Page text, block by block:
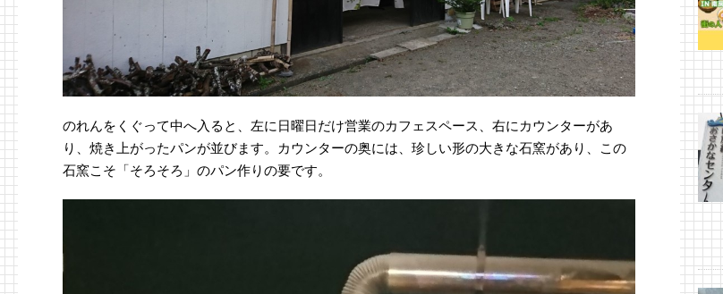
のれんをくぐって中へ入ると、左に日曜日だけ営業のカフェスペース、右にカウンターがあ
り、焼き上がったパンが並びます。カウンターの奥には、珍しい形の大きな石窯があり、この
石窯こそ「そろそろ」のパン作りの要です。